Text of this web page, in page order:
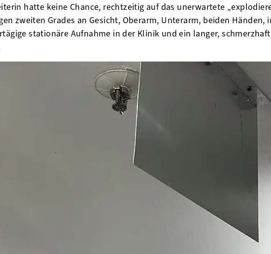
hatte keine Chance, rechtzeitig auf das unerwartete
zweiten Grades an Gesicht, Oberarm, Unterarm, beiden Händen,
stationäre Aufnahme in der Klinik und ein langer,